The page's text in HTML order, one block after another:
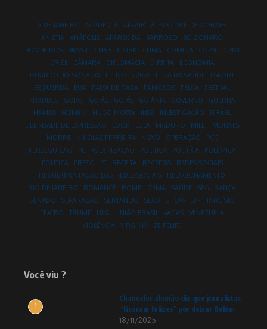
8 DE JANEIRO ACADEMIA AFFAIR
ALEXANDRE DE MORAES
ANISTIA
ANÁPOLIS APARECIDA BARROSO
BOLSONARO
BOMBEIROS
BRASIL CHARLIE KIRK CLIMA COMIDA COP30
CPMI
CRISE
CÂMARA DIPLOMACIA DIREITA
ECONOMIA
EDUARDO BOLSONARO
ELEIÇÕES 2026 ELISA DA SAÚDE
ESPORTE
ESQUERDA
EUA FAIXA DE GAZA FAMOSOS FELCA
FESTIVAL
FRAUDES
GOIAS GOIÁS GOIÁS GOIÂNIA GOVERNO
GUERRA
HAMAS
HOMEM HUGO MOTTA INSS INVESTIGAÇÃO
ISRAEL
LIBERDADE DE EXPRESSÃO
LOOK LULA MADURO MILEI
MORAES
MORRE
NIKOLAS FERREIRA NOVO OPERAÇÃO
PCC
PERSEGUIÇÃO
PL POLARIZAÇÃO POLITICA POLITÍCA
POLÊMICA
POLÍTICA
PRESO PT RECEITA RECEITAS
REDES SOCIAIS
REGULAMENTAÇÃO DAS REDES SOCIAIS
RELACIONAMENTO
RIO DE JANEIRO
ROMANCE ROMEU ZEMA SAÚDE
SEGURANÇA
SENADO
SEPARAÇÃO SERTANEJO SEXO SHOW STF
TARCÍSIO
TEATRO
TRUMP UFG UNIÃO BRASIL VAGAS
VENEZUELA
VIOLÊNCIA
VIRGINIA ZE FELIPE
Você viu ?
1
Chanceler alemão diz que jornalistas
“ficaram felizes” por deixar Belém
18/11/2025